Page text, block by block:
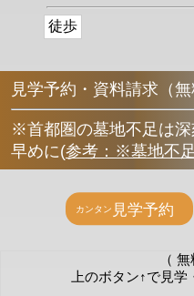
徒歩
見学予約・資料請求（無
※首都圏の墓地不足は
早めに(参考：※墓地不
（
上のボタン↑で見